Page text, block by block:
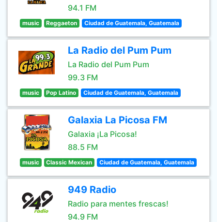
94.1 FM
music Reggaeton Ciudad de Guatemala, Guatemala
La Radio del Pum Pum
La Radio del Pum Pum
99.3 FM
music Pop Latino Ciudad de Guatemala, Guatemala
Galaxia La Picosa FM
Galaxia ¡La Picosa!
88.5 FM
music Classic Mexican Ciudad de Guatemala, Guatemala
949 Radio
Radio para mentes frescas!
94.9 FM